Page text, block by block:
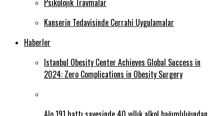
Psikolojik Travmalar
Kanserin Tedavisinde Cerrahi Uygulamalar
Haberler
Istanbul Obesity Center Achieves Global Success in
2024: Zero Complications in Obesity Surgery